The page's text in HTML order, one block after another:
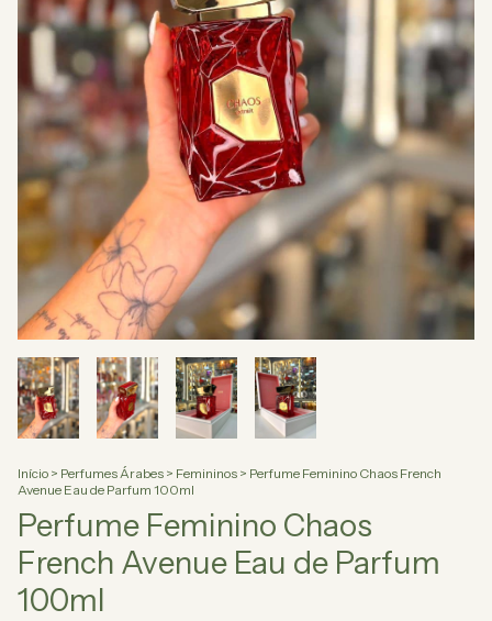
Início > Perfumes Árabes > Femininos > Perfume Feminino Chaos French
Avenue Eau de Parfum 100ml
Perfume Feminino Chaos
French Avenue Eau de Parfum
100ml